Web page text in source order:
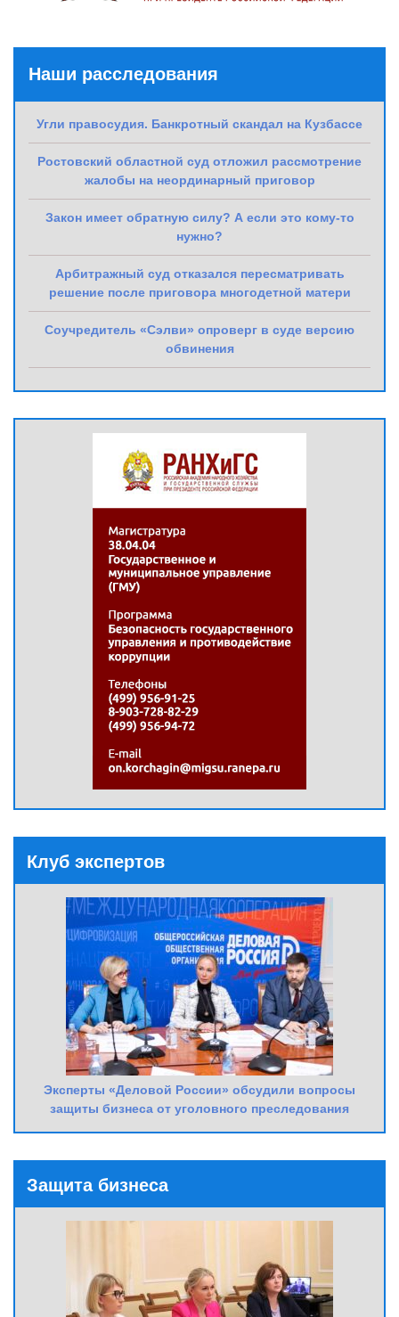
Наши расследования
Угли правосудия. Банкротный скандал на Кузбассе
Ростовский областной суд отложил рассмотрение
жалобы на неординарный приговор
Закон имеет обратную силу? А если это кому-то
нужно?
Арбитражный суд отказался пересматривать
решение после приговора многодетной матери
Соучредитель «Сэлви» опроверг в суде версию
обвинения
Клуб экспертов
Эксперты «Деловой России» обсудили вопросы
защиты бизнеса от уголовного преследования
Защита бизнеса